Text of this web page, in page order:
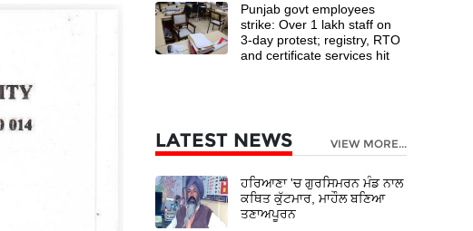
Punjab govt employees
strike: Over 1 lakh staff on
3-day protest; registry, RTO
and certificate services hit
LATEST NEWS VIEW MORE...
ਹਰਿਆਣਾ 'ਚ ਗੁਰਸਿਮਰਨ ਮੰਡ ਨਾਲ
ਕਥਿਤ ਕੁੱਟਮਾਰ, ਮਾਹੌਲ ਬਣਿਆ
ਤਣਾਅਪੂਰਨ